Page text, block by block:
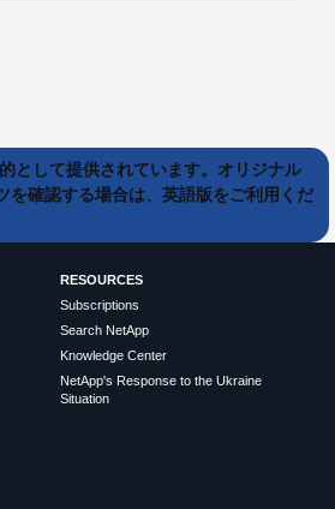
として提供されています。オリジナル
確認する場合は、英語版をご利用くだ
RESOURCES
Subscriptions
Search NetApp
Knowledge Center
NetApp's Response to the Ukraine
Situation